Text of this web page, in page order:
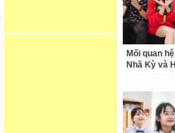
Mối quan
Nhã Kỳ và